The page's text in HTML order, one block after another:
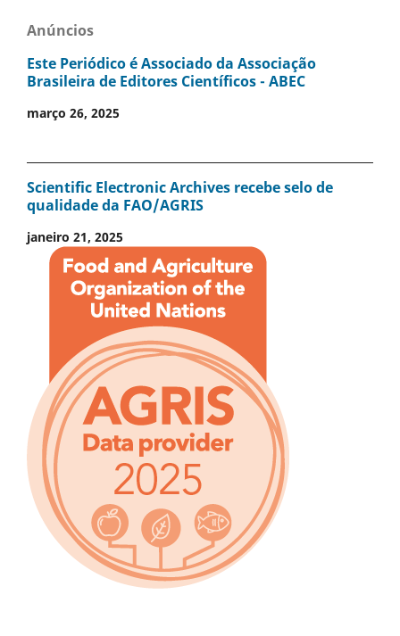
Anúncios
Este Periódico é Associado da Associação
Brasileira de Editores Científicos - ABEC
março 26, 2025
Scientific Electronic Archives recebe selo de
qualidade da FAO/AGRIS
janeiro 21, 2025